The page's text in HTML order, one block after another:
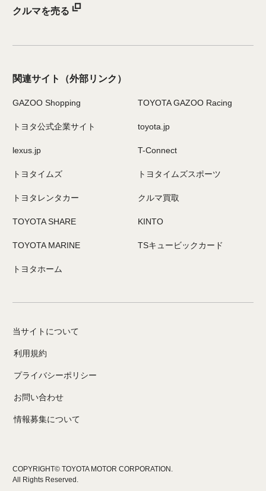
クルマを売る
関連サイト （外部リンク）
GAZOO Shopping TOYOTA GAZOO Racing
トヨタ公式企業サイト toyota.jp
lexus.jp T-Connect
トヨタイムズ トヨタイムズスポーツ
トヨタレンタカー クルマ買取
TOYOTA SHARE KINTO
TOYOTA MARINE TSキュービックカード
トヨタホーム
当サイトについて
利用規約
プライバシーポリシー
お問い合わせ
情報募集について
COPYRIGHT© TOYOTA MOTOR CORPORATION.
All Rights Reserved.